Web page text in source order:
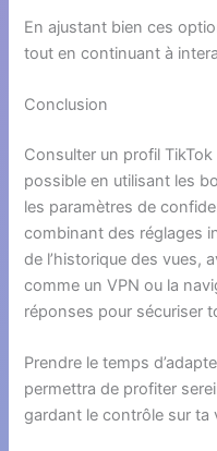
En ajustant bien ces
tout en continuant à
Conclusion
Consulter un profil
possible en utilisant les
les paramètres de
combinant des réglages
de l’historique des vues,
comme un VPN ou la
réponses pour sécuriser
Prendre le temps
permettra de profiter
gardant le contrôle sur ta